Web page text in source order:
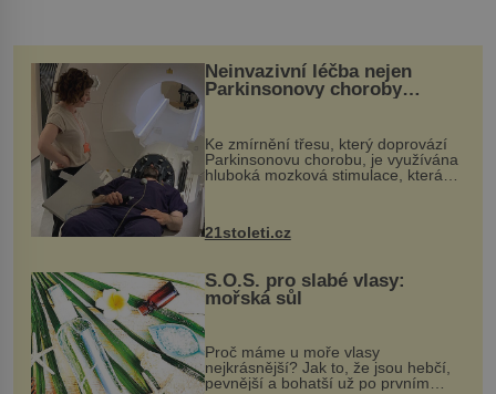
Neinvazivní léčba nejen
Parkinsonovy choroby
Ke zmírnění třesu, který doprovází
Parkinsonovu chorobu, je využívána
hluboká mozková stimulace, která
však vyžaduje vysoce invazivní
k dostatečně přesnému zacílení ...
21stoleti.cz
S.O.S. pro slabé vlasy:
mořská sůl
Proč máme u moře vlasy
nejkrásnější? Jak to, že jsou hebčí,
pevnější a bohatší už po prvním